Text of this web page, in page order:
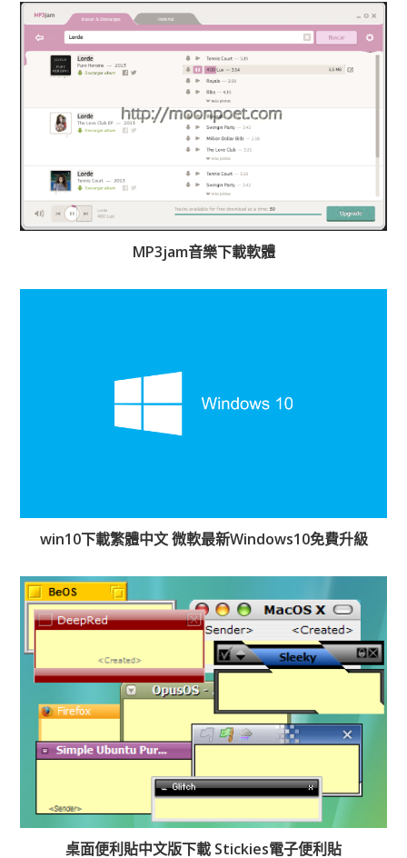
MP3jam音樂下載軟體
win10下載繁體中文 微軟最新Windows10免費升級
桌面便利貼中文版下載 Stickies電子便利貼